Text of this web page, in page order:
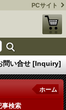
PCサイト
問い合せ [Inquiry]
ホーム
事検索